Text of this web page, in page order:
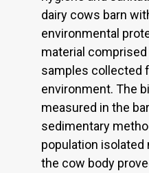
dairy cows barn
environmental
material
samples collected
environment. The
measured in the
sedimentary
population
the cow body